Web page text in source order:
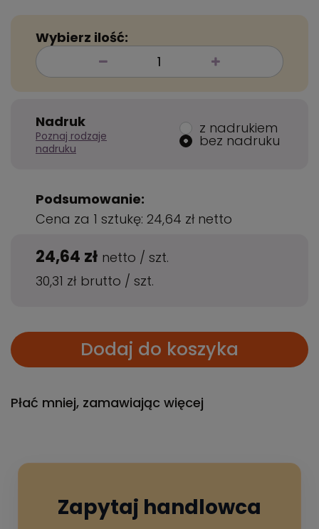
Wybierz ilość:
Nadruk
Poznaj rodzaje
nadruku
z nadrukiem
bez nadruku
Podsumowanie:
Cena za 1 sztukę: 24,64 zł netto
24,64 zł netto / szt.
30,31 zł brutto / szt.
Dodaj do koszyka
Płać mniej, zamawiając więcej
Zapytaj handlowca